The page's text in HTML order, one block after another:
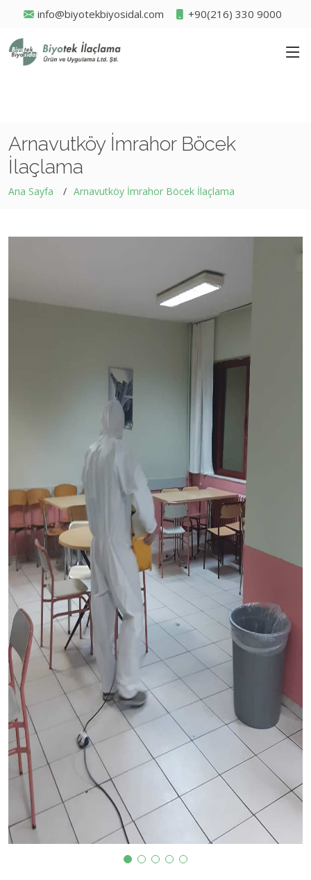
info@biyotekbiyosidal.com +90(216) 330 9000
Arnavutköy İmrahor Böcek
İlaçlama
Ana Sayfa Arnavutköy İmrahor Böcek İlaçlama